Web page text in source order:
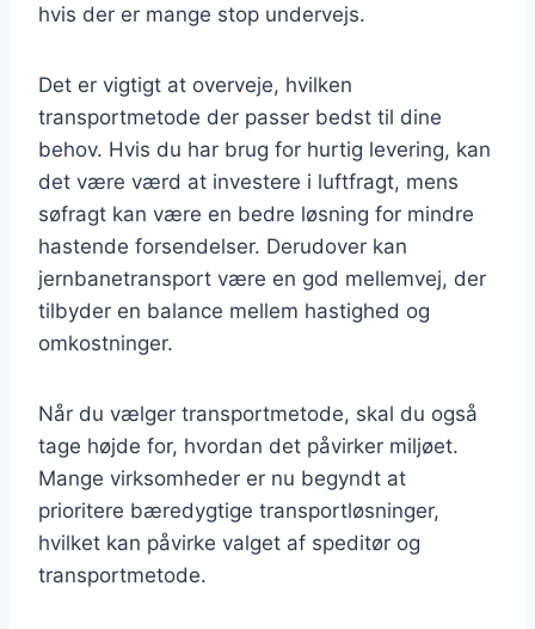
hvis der er mange stop undervejs.
Det er vigtigt at overveje, hvilken
transportmetode der passer bedst til dine
behov. Hvis du har brug for hurtig levering, kan
det være værd at investere i luftfragt, mens
søfragt kan være en bedre løsning for mindre
hastende forsendelser. Derudover kan
jernbanetransport være en god mellemvej, der
tilbyder en balance mellem hastighed og
omkostninger.
Når du vælger transportmetode, skal du også
tage højde for, hvordan det påvirker miljøet.
Mange virksomheder er nu begyndt at
prioritere bæredygtige transportløsninger,
hvilket kan påvirke valget af speditør og
transportmetode.